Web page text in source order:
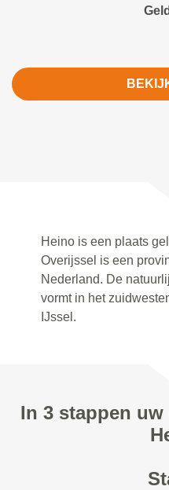
Heino is een plaats
Overijssel is een
Nederland. De
vormt in het
IJssel.
In 3 stappen